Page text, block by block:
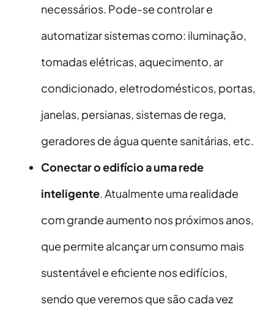
necessários. Pode-se controlar e
automatizar sistemas como: iluminação,
tomadas elétricas, aquecimento, ar
condicionado, eletrodomésticos, portas,
janelas, persianas, sistemas de rega,
geradores de água quente sanitárias, etc.
Conectar o edifício a uma rede
inteligente. Atualmente uma realidade
com grande aumento nos próximos anos,
que permite alcançar um consumo mais
sustentável e eficiente nos edifícios,
sendo que veremos que são cada vez